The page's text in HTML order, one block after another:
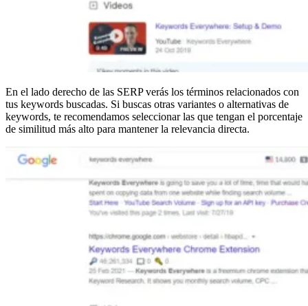
En el lado derecho de las SERP verás los términos relacionados con
tus keywords buscadas. Si buscas otras variantes o alternativas de
keywords, te recomendamos seleccionar las que tengan el porcentaje
de similitud más alto para mantener la relevancia directa.